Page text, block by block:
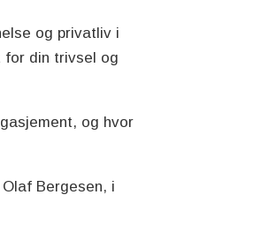
og privatliv i
for din trivsel og
og hvor
Bergesen, i